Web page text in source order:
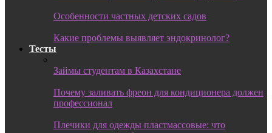
Особенности частных детских садов
Какие проблемы выявляет эндокринолог?
Тесты
Займы студентам в Казахстане
Почему заливать фреон для кондиционера должен
профессионал
Плечики для одежды пластмассовые: что